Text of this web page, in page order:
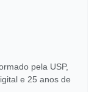
pela USP,
e 25 anos de